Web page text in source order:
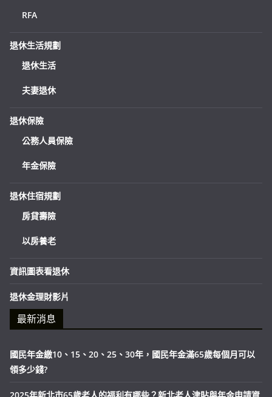
RFA
退休生活規劃
退休生活
夫妻退休
退休保險
公務人員保險
年金保險
退休住宿規劃
房貸壽險
以房養老
資訊圖表看退休
退休金理財影片
最新消息
國民年金繳10、15、20、25、30年，國民年金滿65歲每個月可以
領多少錢?